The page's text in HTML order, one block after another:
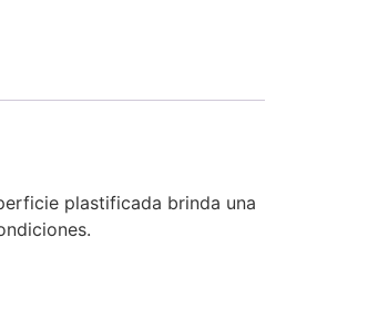
plastificada brinda una